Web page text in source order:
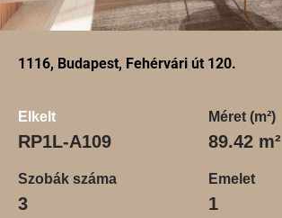
1116, Budapest, Fehérvári út 120.
Elkelt
RP1L-A109
Méret (m²)
89.42 m²
Szobák száma
3
Emelet
1